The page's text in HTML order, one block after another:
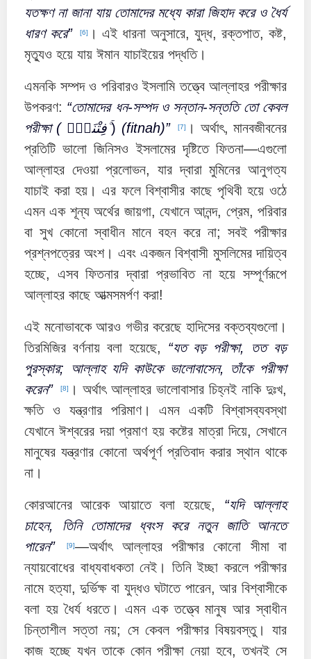
যতক্ষণ না জানা যায় তোমাদের মধ্যে কারা জিহাদ করে ও ধৈর্য
ধারণ করে”
[6]
। এই ধারনা অনুসারে, যুদ্ধ, রক্তপাত, কষ্ট,
মৃত্যুও হয়ে যায় ঈমান যাচাইয়ের পদ্ধতি।
এমনকি সম্পদ ও পরিবারও ইসলামি তত্ত্বে আল্লাহর পরীক্ষার
উপকরণ: “তোমাদের ধন-সম্পদ ও সন্তান-সন্ততি তো কেবল
পরীক্ষা ( فِتْنَةٌۭ ۚ) (fitnah)” [7]
। অর্থাৎ, মানবজীবনের
প্রতিটি ভালো জিনিসও ইসলামের দৃষ্টিতে ফিতনা—এগুলো
আল্লাহর দেওয়া প্রলোভন, যার দ্বারা মুমিনের আনুগত্য
যাচাই করা হয়। এর ফলে বিশ্বাসীর কাছে পৃথিবী হয়ে ওঠে
এমন এক শূন্য অর্থের জায়গা, যেখানে আনন্দ, প্রেম, পরিবার
বা সুখ কোনো স্বাধীন মানে বহন করে না; সবই পরীক্ষার
প্রশ্নপত্রের অংশ। এবং একজন বিশ্বাসী মুসলিমের দায়িত্ব
হচ্ছে, এসব ফিতনার দ্বারা প্রভাবিত না হয়ে সম্পূর্ণরূপে
আল্লাহর কাছে আত্মসমর্পণ করা!
এই মনোভাবকে আরও গভীর করেছে হাদিসের বক্তব্যগুলো।
তিরমিজির বর্ণনায় বলা হয়েছে, “যত বড় পরীক্ষা, তত বড়
পুরস্কার; আল্লাহ যদি কাউকে ভালোবাসেন, তাঁকে পরীক্ষা
করেন”
[8]
। অর্থাৎ আল্লাহর ভালোবাসার চিহ্নই নাকি দুঃখ,
ক্ষতি ও যন্ত্রণার পরিমাণ। এমন একটি বিশ্বাসব্যবস্থা
যেখানে ঈশ্বরের দয়া প্রমাণ হয় কষ্টের মাত্রা দিয়ে, সেখানে
মানুষের যন্ত্রণার কোনো অর্থপূর্ণ প্রতিবাদ করার স্থান থাকে
না।
কোরআনের আরেক আয়াতে বলা হয়েছে, “যদি আল্লাহ
চাহেন, তিনি তোমাদের ধ্বংস করে নতুন জাতি আনতে
পারেন”
[9]—অর্থাৎ আল্লাহর পরীক্ষার কোনো সীমা বা
ন্যায়বোধের বাধ্যবাধকতা নেই। তিনি ইচ্ছা করলে পরীক্ষার
নামে হত্যা, দুর্ভিক্ষ বা যুদ্ধও ঘটাতে পারেন, আর বিশ্বাসীকে
বলা হয় ধৈর্য ধরতে। এমন এক তত্ত্বে মানুষ আর স্বাধীন
চিন্তাশীল সত্তা নয়; সে কেবল পরীক্ষার বিষয়বস্তু। যার
কাজ হচ্ছে যখন তাকে কোন পরীক্ষা নেয়া হবে, তখনই সে